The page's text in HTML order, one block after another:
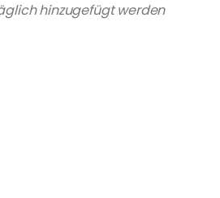
hinzugefügt werden